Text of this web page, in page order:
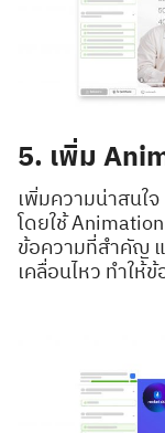
5. เพิ่ม
เพิ่มความน่าสนใจ
โดยใช้
ข้อความที่สำคัญ
เคลื่อนไหว ทำให้